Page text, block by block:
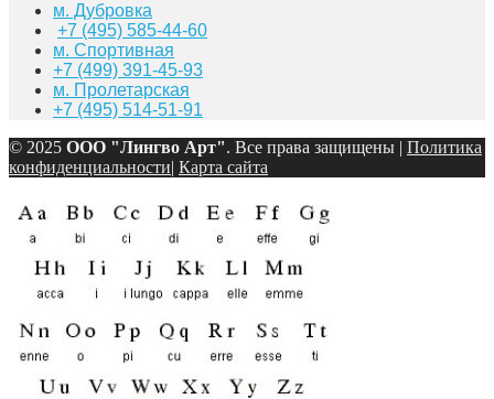
м. Дубровка
+7 (495) 585-44-60
м. Спортивная
+7 (499) 391-45-93
м. Пролетарская
+7 (495) 514-51-91
© 2025 ООО "Лингво Арт". Все права защищены | Политика
конфиденциальности| Карта сайта